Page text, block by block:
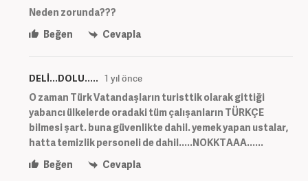
Neden zorunda???
Beğen
Cevapla
DELİ...DOLU..... 1 yıl önce
O zaman Türk Vatandaşların turisttik olarak gittiği
yabancı ülkelerde oradaki tüm çalışanların TÜRKÇE
bilmesi şart. buna güvenlikte dahil. yemek yapan ustalar,
hatta temizlik personeli de dahil.....NOKKTAAA......
Beğen
Cevapla